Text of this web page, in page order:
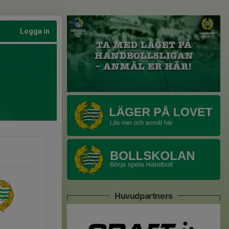
Logga in
Huvudpartners